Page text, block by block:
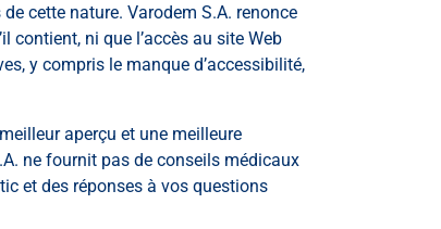
cette nature. Varodem S.A. renonce
contient, ni que l’accès au site Web
y compris le manque d’accessibilité,
aperçu et une meilleure
ne fournit pas de conseils médicaux
et des réponses à vos questions